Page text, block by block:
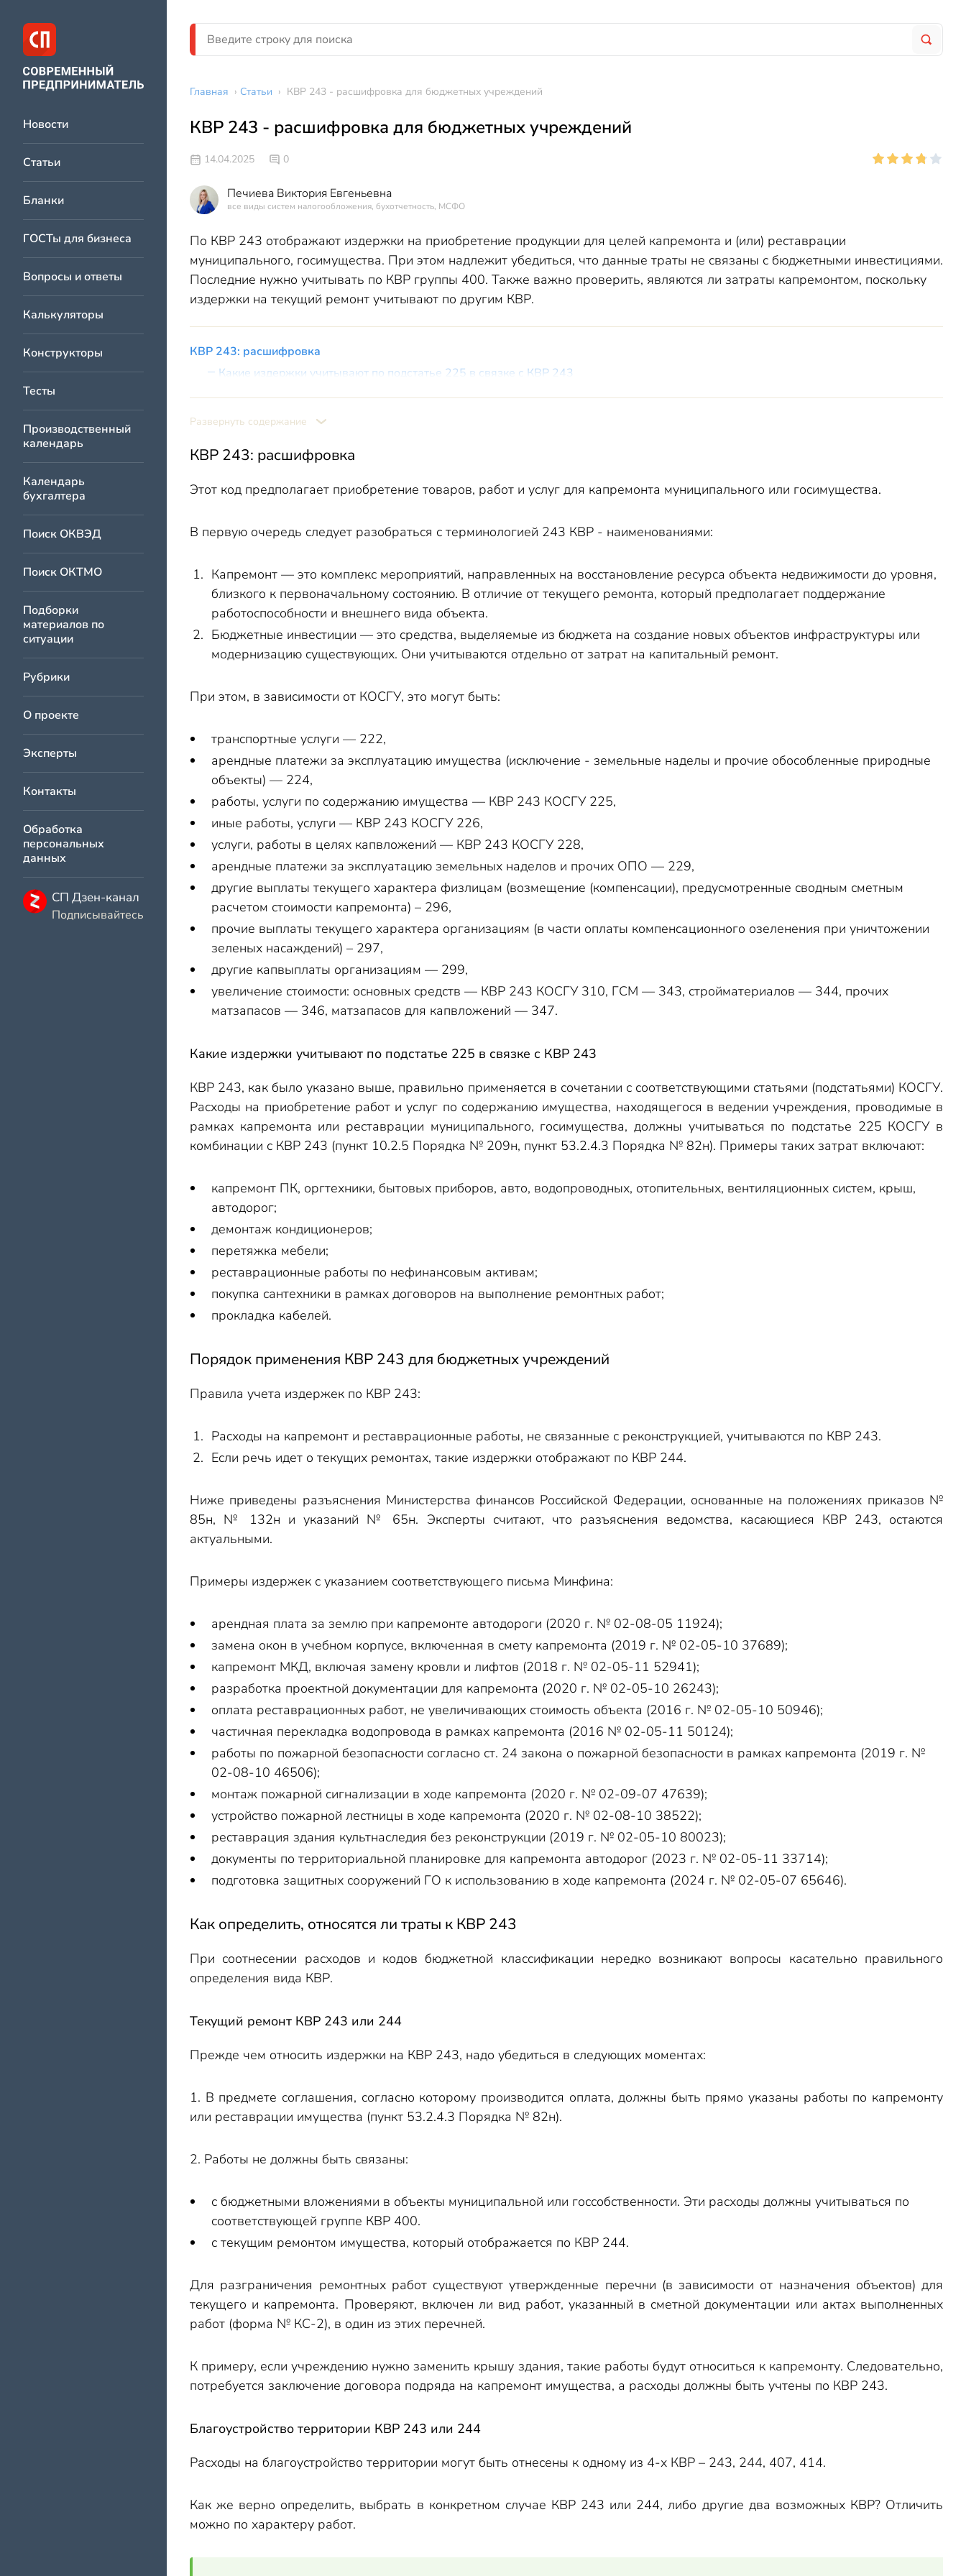
Новости
Статьи
Бланки
ГОСТы для бизнеса
Вопросы и ответы
Калькуляторы
Конструкторы
Тесты
Производственный
календарь
Календарь
бухгалтера
Поиск ОКВЭД
Поиск ОКТМО
Подборки
материалов по
ситуации
Рубрики
О проекте
Эксперты
Контакты
Обработка
персональных
данных
СП Дзен-канал
Подписывайтесь
Главная › Статьи › КВР 243 - расшифровка для бюджетных учреждений
КВР 243 - расшифровка для бюджетных учреждений
14.04.2025 0
Печиева Виктория Евгеньевна
все виды систем налогообложения, бухотчетность, МСФО
По КВР 243 отображают издержки на приобретение продукции для целей капремонта и (или) реставрации
муниципального, госимущества. При этом надлежит убедиться, что данные траты не связаны с бюджетными инвестициями.
Последние нужно учитывать по КВР группы 400. Также важно проверить, являются ли затраты капремонтом, поскольку
издержки на текущий ремонт учитывают по другим КВР.
КВР 243: расшифровка
Какие издержки учитывают по подстатье 225 в связке с КВР 243
Порядок применения КВР 243 для бюджетных учреждений
Как определить, относятся ли траты к КВР 243
Благоустройство территории КВР 243 или 244
Развернуть содержание
КВР 243: расшифровка
Этот код предполагает приобретение товаров, работ и услуг для капремонта муниципального или госимущества.
В первую очередь следует разобраться с терминологией 243 КВР - наименованиями:
Капремонт — это комплекс мероприятий, направленных на восстановление ресурса объекта недвижимости до уровня,
близкого к первоначальному состоянию. В отличие от текущего ремонта, который предполагает поддержание
работоспособности и внешнего вида объекта.
Бюджетные инвестиции — это средства, выделяемые из бюджета на создание новых объектов инфраструктуры или
модернизацию существующих. Они учитываются отдельно от затрат на капитальный ремонт.
При этом, в зависимости от КОСГУ, это могут быть:
транспортные услуги — 222,
арендные платежи за эксплуатацию имущества (исключение - земельные наделы и прочие обособленные природные
объекты) — 224,
работы, услуги по содержанию имущества — КВР 243 КОСГУ 225,
иные работы, услуги — КВР 243 КОСГУ 226,
услуги, работы в целях капвложений — КВР 243 КОСГУ 228,
арендные платежи за эксплуатацию земельных наделов и прочих ОПО — 229,
другие выплаты текущего характера физлицам (возмещение (компенсации), предусмотренные сводным сметным
расчетом стоимости капремонта) – 296,
прочие выплаты текущего характера организациям (в части оплаты компенсационного озеленения при уничтожении
зеленых насаждений) – 297,
другие капвыплаты организациям — 299,
увеличение стоимости: основных средств — КВР 243 КОСГУ 310, ГСМ — 343, стройматериалов — 344, прочих
матзапасов — 346, матзапасов для капвложений — 347.
Какие издержки учитывают по подстатье 225 в связке с КВР 243
КВР 243, как было указано выше, правильно применяется в сочетании с соответствующими статьями (подстатьями) КОСГУ.
Расходы на приобретение работ и услуг по содержанию имущества, находящегося в ведении учреждения, проводимые в
рамках капремонта или реставрации муниципального, госимущества, должны учитываться по подстатье 225 КОСГУ в
комбинации с КВР 243 (пункт 10.2.5 Порядка № 209н, пункт 53.2.4.3 Порядка № 82н). Примеры таких затрат включают:
капремонт ПК, оргтехники, бытовых приборов, авто, водопроводных, отопительных, вентиляционных систем, крыш,
автодорог;
демонтаж кондиционеров;
перетяжка мебели;
реставрационные работы по нефинансовым активам;
покупка сантехники в рамках договоров на выполнение ремонтных работ;
прокладка кабелей.
Порядок применения КВР 243 для бюджетных учреждений
Правила учета издержек по КВР 243:
Расходы на капремонт и реставрационные работы, не связанные с реконструкцией, учитываются по КВР 243.
Если речь идет о текущих ремонтах, такие издержки отображают по КВР 244.
Ниже приведены разъяснения Министерства финансов Российской Федерации, основанные на положениях приказов №
85н, № 132н и указаний № 65н. Эксперты считают, что разъяснения ведомства, касающиеся КВР 243, остаются
актуальными.
Примеры издержек с указанием соответствующего письма Минфина:
арендная плата за землю при капремонте автодороги (2020 г. № 02-08-05 11924);
замена окон в учебном корпусе, включенная в смету капремонта (2019 г. № 02-05-10 37689);
капремонт МКД, включая замену кровли и лифтов (2018 г. № 02-05-11 52941);
разработка проектной документации для капремонта (2020 г. № 02-05-10 26243);
оплата реставрационных работ, не увеличивающих стоимость объекта (2016 г. № 02-05-10 50946);
частичная перекладка водопровода в рамках капремонта (2016 № 02-05-11 50124);
работы по пожарной безопасности согласно ст. 24 закона о пожарной безопасности в рамках капремонта (2019 г. №
02-08-10 46506);
монтаж пожарной сигнализации в ходе капремонта (2020 г. № 02-09-07 47639);
устройство пожарной лестницы в ходе капремонта (2020 г. № 02-08-10 38522);
реставрация здания культнаследия без реконструкции (2019 г. № 02-05-10 80023);
документы по территориальной планировке для капремонта автодорог (2023 г. № 02-05-11 33714);
подготовка защитных сооружений ГО к использованию в ходе капремонта (2024 г. № 02-05-07 65646).
Как определить, относятся ли траты к КВР 243
При соотнесении расходов и кодов бюджетной классификации нередко возникают вопросы касательно правильного
определения вида КВР.
Текущий ремонт КВР 243 или 244
Прежде чем относить издержки на КВР 243, надо убедиться в следующих моментах:
1. В предмете соглашения, согласно которому производится оплата, должны быть прямо указаны работы по капремонту
или реставрации имущества (пункт 53.2.4.3 Порядка № 82н).
2. Работы не должны быть связаны:
с бюджетными вложениями в объекты муниципальной или госсобственности. Эти расходы должны учитываться по
соответствующей группе КВР 400.
с текущим ремонтом имущества, который отображается по КВР 244.
Для разграничения ремонтных работ существуют утвержденные перечни (в зависимости от назначения объектов) для
текущего и капремонта. Проверяют, включен ли вид работ, указанный в сметной документации или актах выполненных
работ (форма № КС-2), в один из этих перечней.
К примеру, если учреждению нужно заменить крышу здания, такие работы будут относиться к капремонту. Следовательно,
потребуется заключение договора подряда на капремонт имущества, а расходы должны быть учтены по КВР 243.
Благоустройство территории КВР 243 или 244
Расходы на благоустройство территории могут быть отнесены к одному из 4-х КВР – 243, 244, 407, 414.
Как же верно определить, выбрать в конкретном случае КВР 243 или 244, либо другие два возможных КВР? Отличить
можно по характеру работ.